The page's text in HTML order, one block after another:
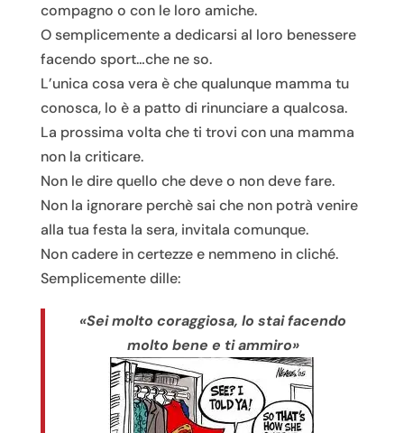
compagno o con le loro amiche.
O semplicemente a dedicarsi al loro benessere
facendo sport…che ne so.
L’unica cosa vera è che qualunque mamma tu
conosca, lo è a patto di rinunciare a qualcosa.
La prossima volta che ti trovi con una mamma
non la criticare.
Non le dire quello che deve o non deve fare.
Non la ignorare perchè sai che non potrà venire
alla tua festa la sera, invitala comunque.
Non cadere in certezze e nemmeno in cliché.
Semplicemente dille:
«Sei molto coraggiosa, lo stai facendo
molto bene e ti ammiro»